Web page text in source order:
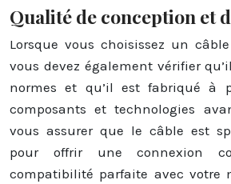
Qualité de conception et
Lorsque vous choisissez un
vous devez également vérifier
normes et qu’il est fabriqué à
composants et technologies
vous assurer que le câble est
pour offrir une connexion
compatibilité parfaite avec votre